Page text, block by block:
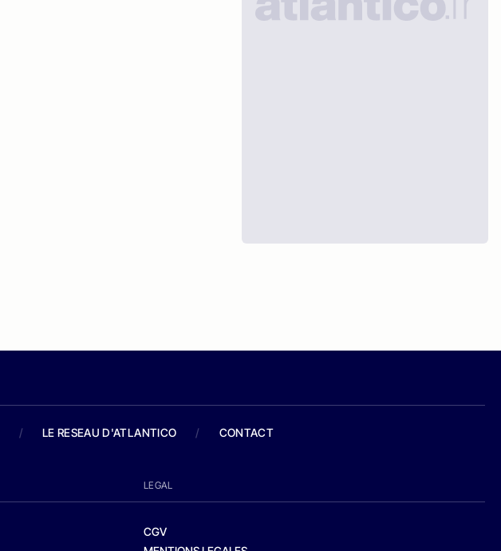
/ LE RESEAU D'ATLANTICO / CONTACT
LEGAL
CGV